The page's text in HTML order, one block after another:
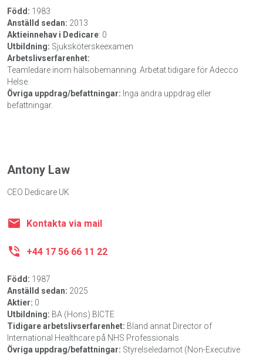
Född: 1983
Anställd sedan: 2013
Aktieinnehav i Dedicare: 0
Utbildning: Sjuksköterskeexamen
Arbetslivserfarenhet:
Teamledare inom hälsobemanning. Arbetat tidigare för Adecco
Helse.
Övriga uppdrag/befattningar: Inga andra uppdrag eller
befattningar.
Antony Law
CEO Dedicare UK
Kontakta via mail
+44 17 56 66 11 22
Född: 1987
Anställd sedan: 2025
Aktier: 0
Utbildning: BA (Hons) BICTE
Tidigare arbetslivserfarenhet: Bland annat Director of
International Healthcare på NHS Professionals
Övriga uppdrag/befattningar: Styrelseledamot (Non-Executive